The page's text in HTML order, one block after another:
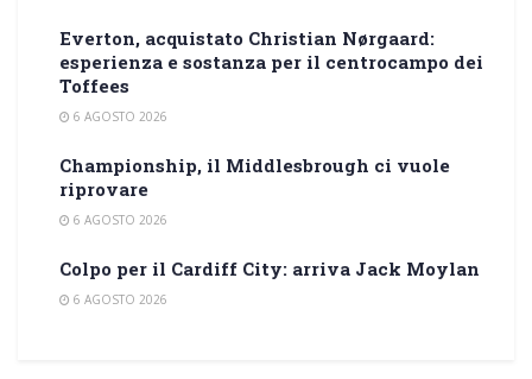
Everton, acquistato Christian Nørgaard:
esperienza e sostanza per il centrocampo dei
Toffees
6 AGOSTO 2026
Championship, il Middlesbrough ci vuole
riprovare
6 AGOSTO 2026
Colpo per il Cardiff City: arriva Jack Moylan
6 AGOSTO 2026